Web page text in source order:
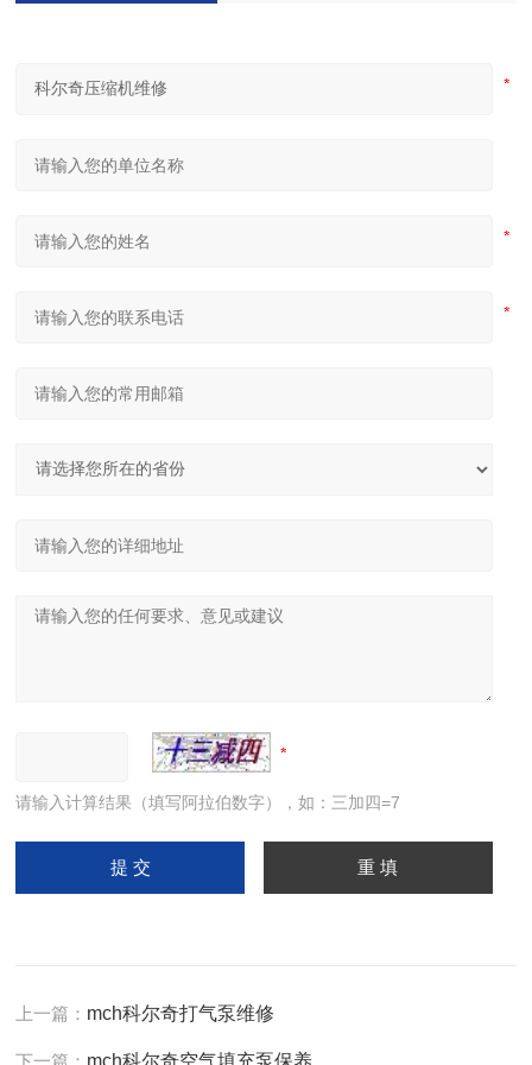
请输入计算结果（填写阿拉伯数字），如：三加四=7
上一篇： mch科尔奇打气泵维修
下一篇： mch科尔奇空气填充泵保养